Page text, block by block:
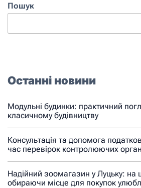
Пошук
Останні новини
Модульні будинки: практичний
класичному будівництву
Консультація та допомога
час перевірок контролюючих
Надійний зоомагазин у Луцьку: на
обираючи місце для покупок